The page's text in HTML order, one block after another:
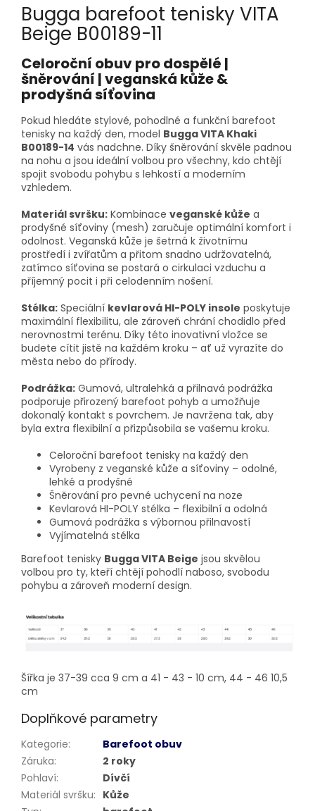
Bugga barefoot tenisky VITA
Beige B00189-11
Celoroční obuv pro dospělé |
šněrování | veganská kůže &
prodyšná síťovina
Pokud hledáte stylové, pohodlné a funkční barefoot
tenisky na každý den, model Bugga VITA Khaki
B00189-14 vás nadchne. Díky šněrování skvěle padnou
na nohu a jsou ideální volbou pro všechny, kdo chtějí
spojit svobodu pohybu s lehkostí a moderním
vzhledem.
Materiál svršku: Kombinace veganské kůže a
prodyšné síťoviny (mesh) zaručuje optimální komfort i
odolnost. Veganská kůže je šetrná k životnímu
prostředí i zvířatům a přitom snadno udržovatelná,
zatímco síťovina se postará o cirkulaci vzduchu a
příjemný pocit i při celodenním nošení.
Stélka: Speciální kevlarová HI-POLY insole poskytuje
maximální flexibilitu, ale zároveň chrání chodidlo před
nerovnostmi terénu. Díky této inovativní vložce se
budete cítit jistě na každém kroku – ať už vyrazíte do
města nebo do přírody.
Podrážka: Gumová, ultralehká a přilnavá podrážka
podporuje přirozený barefoot pohyb a umožňuje
dokonalý kontakt s povrchem. Je navržena tak, aby
byla extra flexibilní a přizpůsobila se vašemu kroku.
Celoroční barefoot tenisky na každý den
Vyrobeny z veganské kůže a síťoviny – odolné,
lehké a prodyšné
Šněrování pro pevné uchycení na noze
Kevlarová HI-POLY stélka – flexibilní a odolná
Gumová podrážka s výbornou přilnavostí
Vyjímatelná stélka
Barefoot tenisky Bugga VITA Beige jsou skvělou
volbou pro ty, kteří chtějí pohodlí naboso, svobodu
pohybu a zároveň moderní design.
Šířka je 37-39 cca 9 cm a 41 - 43 - 10 cm, 44 - 46 10,5
cm
Doplňkové parametry
Kategorie:
Barefoot obuv
Záruka:
2 roky
Pohlaví:
Dívčí
Materiál svršku: Kůže